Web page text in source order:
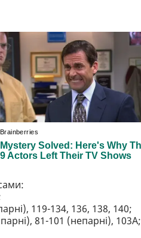
119-134, 136, 138, 140;
81-101 (непарні), 103А;